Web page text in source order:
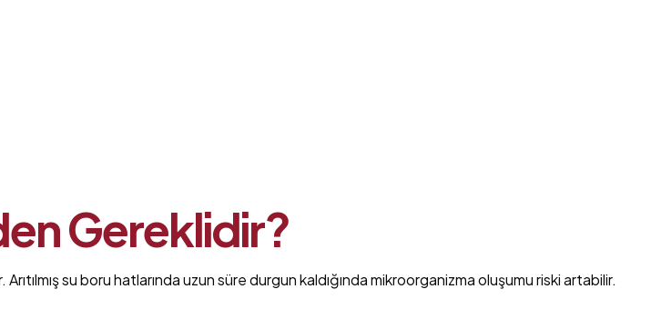
Gereklidir?
su boru hatlarında uzun süre durgun kaldığında mikroorganizma oluşumu riski artabilir.